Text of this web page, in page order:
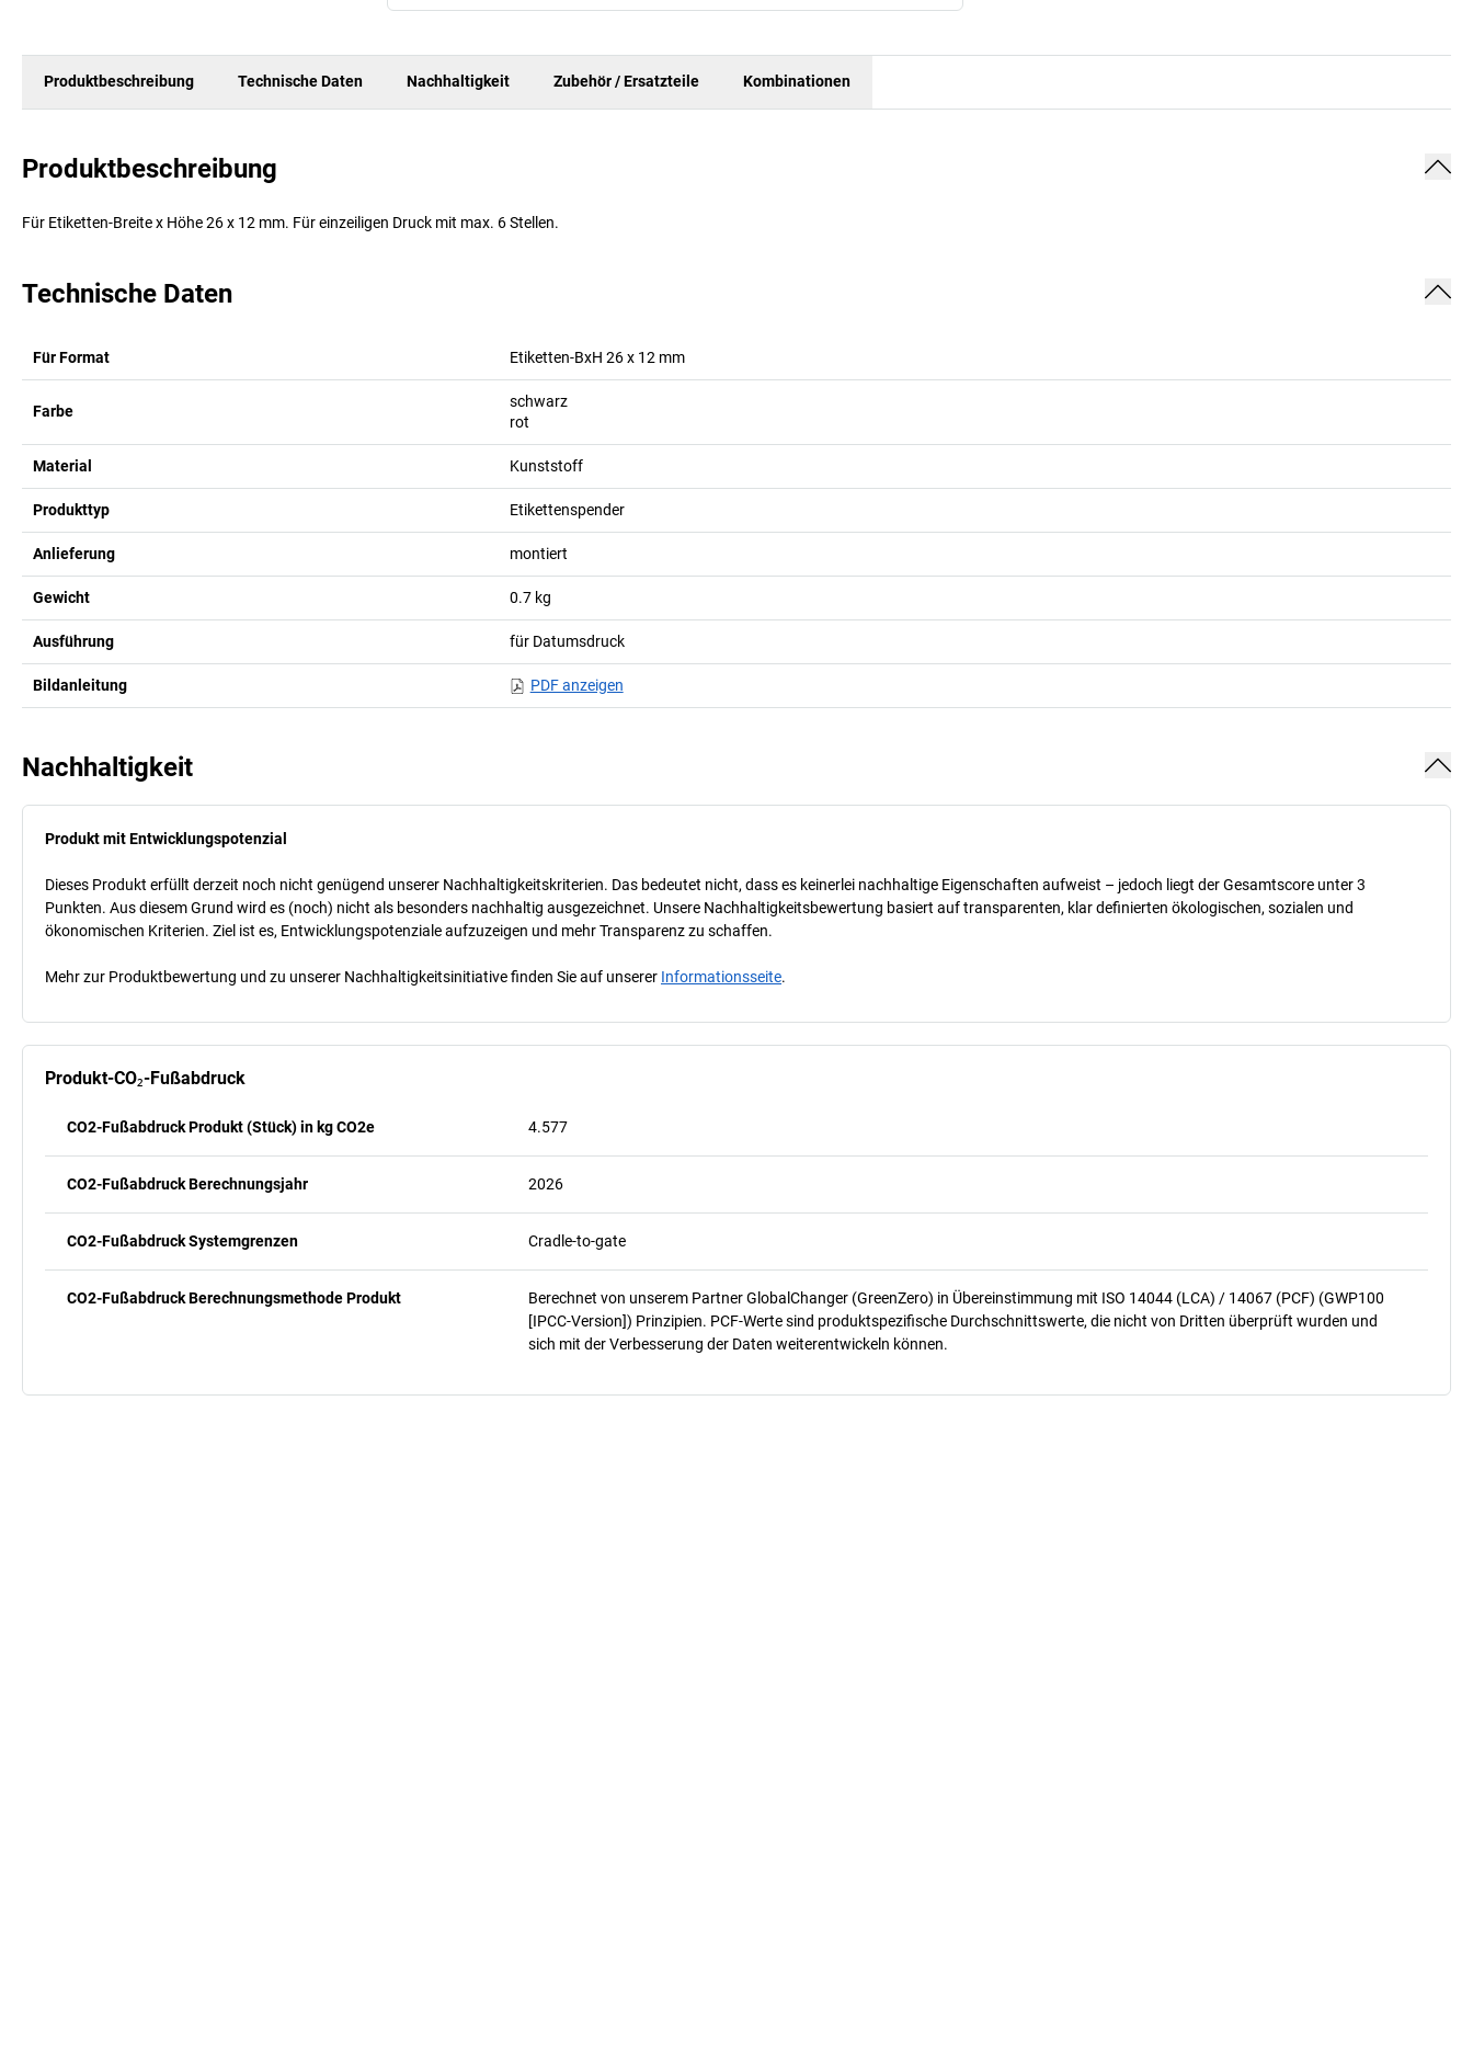
Produktbeschreibung Technische Daten Nachhaltigkeit Zubehör / Ersatzteile Kombinationen
Produktbeschreibung
Für Etiketten-Breite x Höhe 26 x 12 mm. Für einzeiligen Druck mit max. 6 Stellen.
Technische Daten
Für Format Etiketten-BxH 26 x 12 mm
Farbe
schwarz
rot
Material Kunststoff
Produkttyp Etikettenspender
Anlieferung montiert
Gewicht 0.7 kg
Ausführung für Datumsdruck
Bildanleitung PDF anzeigen
Nachhaltigkeit
Produkt mit Entwicklungspotenzial
Dieses Produkt erfüllt derzeit noch nicht genügend unserer Nachhaltigkeitskriterien. Das bedeutet nicht, dass es keinerlei nachhaltige Eigenschaften aufweist – jedoch liegt der Gesamtscore unter 3
Punkten. Aus diesem Grund wird es (noch) nicht als besonders nachhaltig ausgezeichnet. Unsere Nachhaltigkeitsbewertung basiert auf transparenten, klar definierten ökologischen, sozialen und
ökonomischen Kriterien. Ziel ist es, Entwicklungspotenziale aufzuzeigen und mehr Transparenz zu schaffen.
Mehr zur Produktbewertung und zu unserer Nachhaltigkeitsinitiative finden Sie auf unserer Informationsseite.
Produkt-CO₂-Fußabdruck
CO2-Fußabdruck Produkt (Stück) in kg CO2e 4.577
CO2-Fußabdruck Berechnungsjahr 2026
CO2-Fußabdruck Systemgrenzen Cradle-to-gate
CO2-Fußabdruck Berechnungsmethode Produkt
Berechnet von unserem Partner GlobalChanger (GreenZero) in Übereinstimmung mit ISO 14044 (LCA) / 14067 (PCF) (GWP100
[IPCC-Version]) Prinzipien. PCF-Werte sind produktspezifische Durchschnittswerte, die nicht von Dritten überprüft wurden und
sich mit der Verbesserung der Daten weiterentwickeln können.